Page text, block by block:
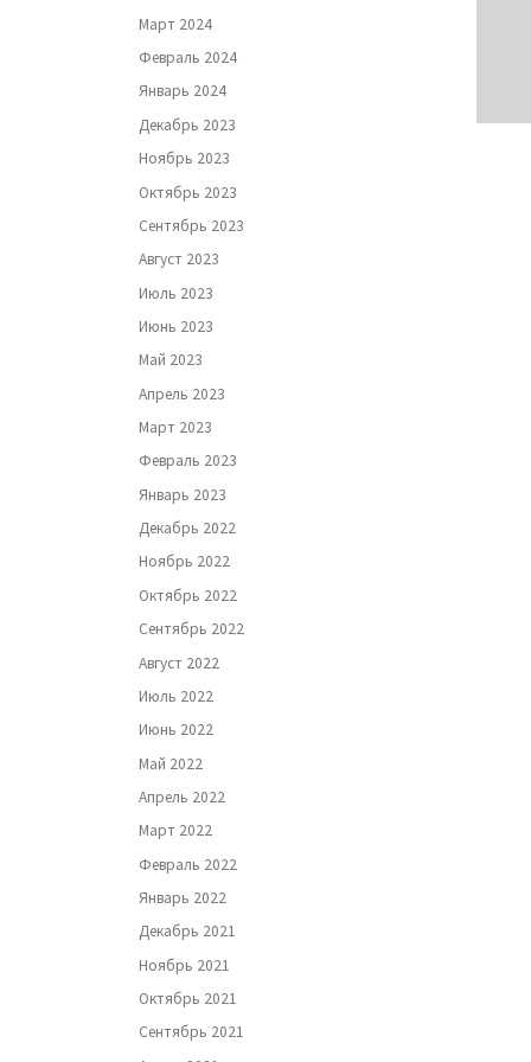
Март 2024
Февраль 2024
Январь 2024
Декабрь 2023
Ноябрь 2023
Октябрь 2023
Сентябрь 2023
Август 2023
Июль 2023
Июнь 2023
Май 2023
Апрель 2023
Март 2023
Февраль 2023
Январь 2023
Декабрь 2022
Ноябрь 2022
Октябрь 2022
Сентябрь 2022
Август 2022
Июль 2022
Июнь 2022
Май 2022
Апрель 2022
Март 2022
Февраль 2022
Январь 2022
Декабрь 2021
Ноябрь 2021
Октябрь 2021
Сентябрь 2021